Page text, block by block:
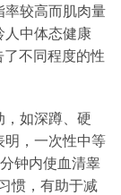
率较高而肌肉量
人中体态健康
不同程度的性
，如深蹲、硬
明，一次性中等
钟内使血清睾
惯，有助于减